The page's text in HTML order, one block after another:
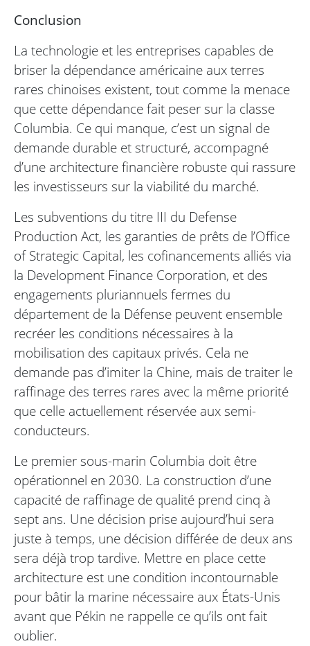
Conclusion
La technologie et les entreprises capables de
briser la dépendance américaine aux terres
rares chinoises existent, tout comme la menace
que cette dépendance fait peser sur la classe
Columbia. Ce qui manque, c’est un signal de
demande durable et structuré, accompagné
d’une architecture financière robuste qui rassure
les investisseurs sur la viabilité du marché.
Les subventions du titre III du Defense
Production Act, les garanties de prêts de l’Office
of Strategic Capital, les cofinancements alliés via
la Development Finance Corporation, et des
engagements pluriannuels fermes du
département de la Défense peuvent ensemble
recréer les conditions nécessaires à la
mobilisation des capitaux privés. Cela ne
demande pas d’imiter la Chine, mais de traiter le
raffinage des terres rares avec la même priorité
que celle actuellement réservée aux semi-
conducteurs.
Le premier sous-marin Columbia doit être
opérationnel en 2030. La construction d’une
capacité de raffinage de qualité prend cinq à
sept ans. Une décision prise aujourd’hui sera
juste à temps, une décision différée de deux ans
sera déjà trop tardive. Mettre en place cette
architecture est une condition incontournable
pour bâtir la marine nécessaire aux États-Unis
avant que Pékin ne rappelle ce qu’ils ont fait
oublier.